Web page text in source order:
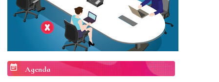
event_note Agenda